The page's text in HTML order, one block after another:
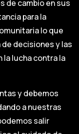
de cambio en sus
para la
lo que
decisiones y las
la lucha contra la
y debemos
a nuestras
salir